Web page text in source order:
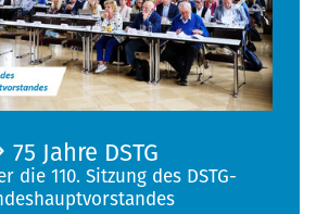
die 110. Sitzung des DSTG-
75 Jahre DSTG